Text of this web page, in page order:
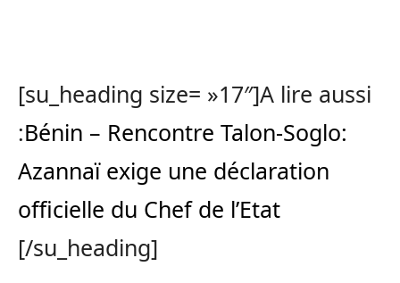
[su_heading size= »17″]A lire aussi
:Bénin – Rencontre Talon-Soglo:
Azannaï exige une déclaration
officielle du Chef de l’Etat
[/su_heading]